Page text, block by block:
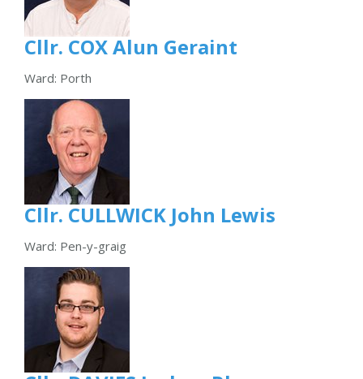
Cllr. COX Alun Geraint
Ward: Porth
Cllr. CULLWICK John Lewis
Ward: Pen-y-graig